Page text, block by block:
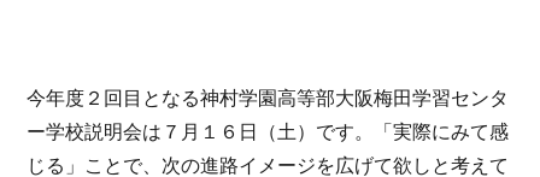
今年度２回目となる神村学園高等部大阪梅田学習センタ
ー学校説明会は７月１６日（土）です。「実際にみて感
じる」ことで、次の進路イメージを広げて欲しと考えて